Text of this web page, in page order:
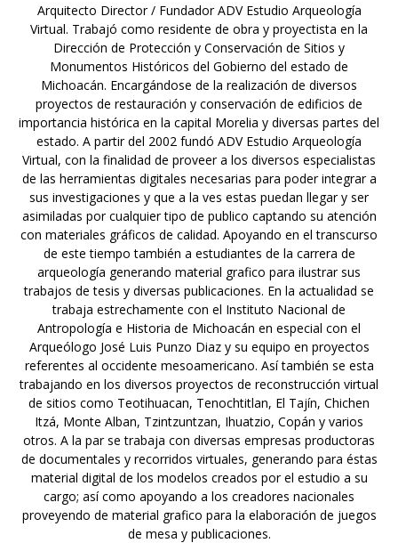
Arquitecto Director / Fundador ADV Estudio Arqueología
Virtual. Trabajó como residente de obra y proyectista en la
Dirección de Protección y Conservación de Sitios y
Monumentos Históricos del Gobierno del estado de
Michoacán. Encargándose de la realización de diversos
proyectos de restauración y conservación de edificios de
importancia histórica en la capital Morelia y diversas partes del
estado. A partir del 2002 fundó ADV Estudio Arqueología
Virtual, con la finalidad de proveer a los diversos especialistas
de las herramientas digitales necesarias para poder integrar a
sus investigaciones y que a la ves estas puedan llegar y ser
asimiladas por cualquier tipo de publico captando su atención
con materiales gráficos de calidad. Apoyando en el transcurso
de este tiempo también a estudiantes de la carrera de
arqueología generando material grafico para ilustrar sus
trabajos de tesis y diversas publicaciones. En la actualidad se
trabaja estrechamente con el Instituto Nacional de
Antropología e Historia de Michoacán en especial con el
Arqueólogo José Luis Punzo Diaz y su equipo en proyectos
referentes al occidente mesoamericano. Así también se esta
trabajando en los diversos proyectos de reconstrucción virtual
de sitios como Teotihuacan, Tenochtitlan, El Tajín, Chichen
Itzá, Monte Alban, Tzintzuntzan, Ihuatzio, Copán y varios
otros. A la par se trabaja con diversas empresas productoras
de documentales y recorridos virtuales, generando para éstas
material digital de los modelos creados por el estudio a su
cargo; así como apoyando a los creadores nacionales
proveyendo de material grafico para la elaboración de juegos
de mesa y publicaciones.